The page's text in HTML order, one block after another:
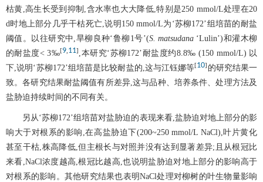
枯黄,高生长受到抑制,含水率也大大降低,特别是250 mmol/L处理在20
d时地上部分几乎干枯死亡,说明150 mmol/L为‘苏柳172’组培苗的耐盐
阈值。以往研究中,旱柳良种‘鲁柳1号’(S. matsudana‘Lulin’)和灌木柳
的耐盐度< 3‰[9 11] ,本研究‘苏柳172’耐盐度约8.8‰ (150 mmol/L) 以
下,说明‘苏柳172’组培苗是比较耐盐的,这与江钰娜等[10] 的研究结果一
致。各研究结果耐盐阈值有所差异,这与品种、培养条件、处理方法及
盐胁迫持续时间的不同有关。
另从‘苏柳172’组培苗对盐胁迫的表现来看,盐胁迫对地上部分的影
响大于对根系的影响,在高盐胁迫下(200~250 mmol/L NaCl),叶片黄化
甚至干枯,株高降低,但主根长与对照并没有达到显著差异;且从根冠比
来看,NaCl浓度越高,根冠比越高,也说明盐胁迫对地上部分的影响高于
对根系的影响。其他研究结果也表明NaCl处理对柳树的叶生物量影响